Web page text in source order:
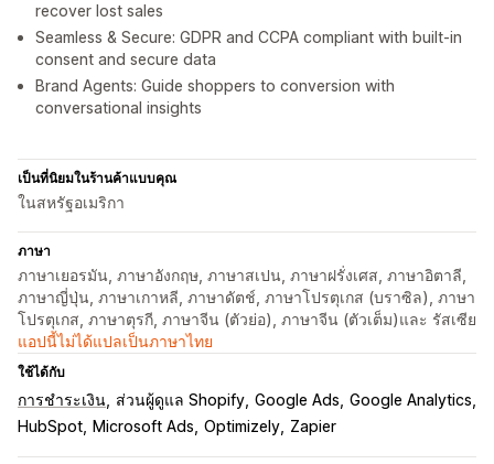
recover lost sales
Seamless & Secure: GDPR and CCPA compliant with built‑in
consent and secure data
Brand Agents: Guide shoppers to conversion with
conversational insights
เป็นที่นิยมในร้านค้าแบบคุณ
ในสหรัฐอเมริกา
ภาษา
ภาษาเยอรมัน, ภาษาอังกฤษ, ภาษาสเปน, ภาษาฝรั่งเศส, ภาษาอิตาลี,
ภาษาญี่ปุ่น, ภาษาเกาหลี, ภาษาดัตช์, ภาษาโปรตุเกส (บราซิล), ภาษา
โปรตุเกส, ภาษาตุรกี, ภาษาจีน (ตัวย่อ), ภาษาจีน (ตัวเต็ม)และ รัสเซีย
แอปนี้ไม่ได้แปลเป็นภาษาไทย
ใช้ได้กับ
การชำระเงิน ส่วนผู้ดูแล Shopify Google Ads Google Analytics
HubSpot
Microsoft Ads Optimizely Zapier